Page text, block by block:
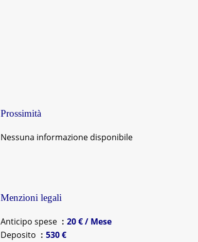
Prossimità
Nessuna informazione disponibile
Menzioni legali
Anticipo spese
20 € / Mese
Deposito
530 €